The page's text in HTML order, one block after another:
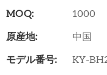
MOQ:
1000
原産地:
中国
モデル番号:
KY-